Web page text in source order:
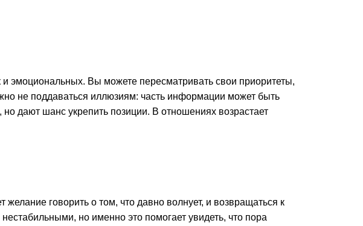
эмоциональных. Вы можете пересматривать свои приоритеты,
не поддаваться иллюзиям: часть информации может быть
дают шанс укрепить позиции. В отношениях возрастает
говорить о том, что давно волнует, и возвращаться к
но именно это помогает увидеть, что пора